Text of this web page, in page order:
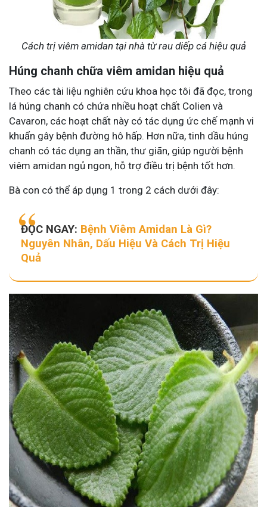
Cách trị viêm amidan tại nhà từ rau diếp cá hiệu quả
Húng chanh chữa viêm amidan hiệu quả
Theo các tài liệu nghiên cứu khoa học tôi đã đọc, trong
lá húng chanh có chứa nhiều hoạt chất Colien và
Cavaron, các hoạt chất này có tác dụng ức chế mạnh vi
khuẩn gây bệnh đường hô hấp. Hơn nữa, tinh dầu húng
chanh có tác dụng an thần, thư giãn, giúp người bệnh
viêm amidan ngủ ngon, hỗ trợ điều trị bệnh tốt hơn.
Bà con có thể áp dụng 1 trong 2 cách dưới đây:
ĐỌC NGAY: Bệnh Viêm Amidan Là Gì?
Nguyên Nhân, Dấu Hiệu Và Cách Trị Hiệu
Quả